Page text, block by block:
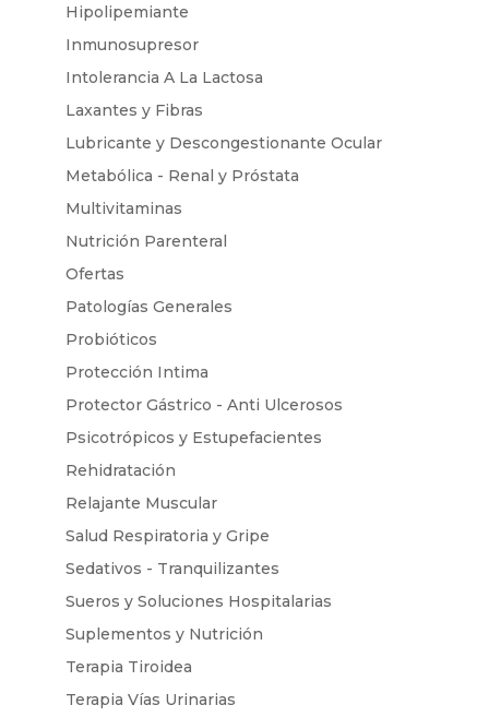
Hipolipemiante
Inmunosupresor
Intolerancia A La Lactosa
Laxantes y Fibras
Lubricante y Descongestionante Ocular
Metabólica - Renal y Próstata
Multivitaminas
Nutrición Parenteral
Ofertas
Patologías Generales
Probióticos
Protección Intima
Protector Gástrico - Anti Ulcerosos
Psicotrópicos y Estupefacientes
Rehidratación
Relajante Muscular
Salud Respiratoria y Gripe
Sedativos - Tranquilizantes
Sueros y Soluciones Hospitalarias
Suplementos y Nutrición
Terapia Tiroidea
Terapia Vías Urinarias